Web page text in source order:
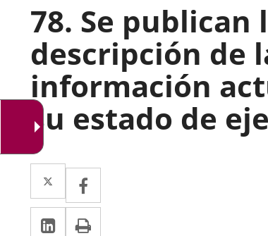
78. Se
descripción de
información
su estado de
Twitter
Enlace
a
una
a
una
LinkedIn
Enlace